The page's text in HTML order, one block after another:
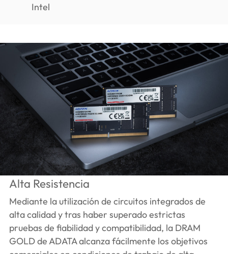
Intel
Alta Resistencia
Mediante la utilización de circuitos integrados de
alta calidad y tras haber superado estrictas
pruebas de fiabilidad y compatibilidad, la DRAM
GOLD de ADATA alcanza fácilmente los objetivos